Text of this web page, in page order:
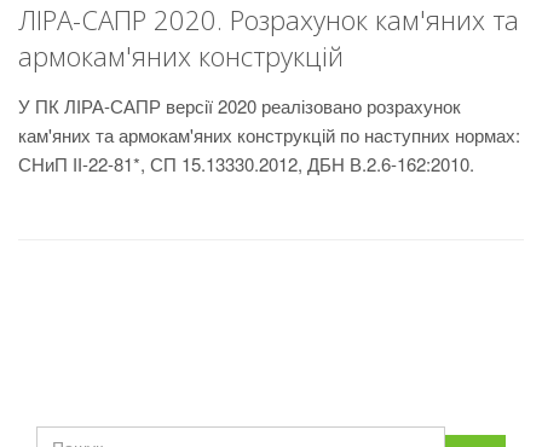
ЛІРА-САПР 2020. Розрахунок кам'яних та
армокам'яних конструкцій
У ПК ЛІРА-САПР версії 2020 реалізовано розрахунок
кам'яних та армокам'яних конструкцій по наступних нормах:
СНиП ІІ-22-81*, СП 15.13330.2012, ДБН В.2.6-162:2010.